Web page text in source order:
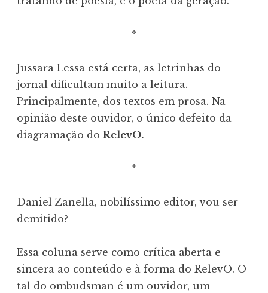
*
Jussara Lessa está certa, as letrinhas do
jornal dificultam muito a leitura.
Principalmente, dos textos em prosa. Na
opinião deste ouvidor, o único defeito da
diagramação do RelevO.
*
Daniel Zanella, nobilíssimo editor, vou ser
demitido?
Essa coluna serve como crítica aberta e
sincera ao conteúdo e à forma do RelevO. O
tal do ombudsman é um ouvidor, um